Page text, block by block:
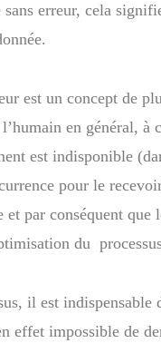
sans erreur, cela
est un concept de
en général,
est indisponible
pour le
par conséquent
du
il est
effet impossible de